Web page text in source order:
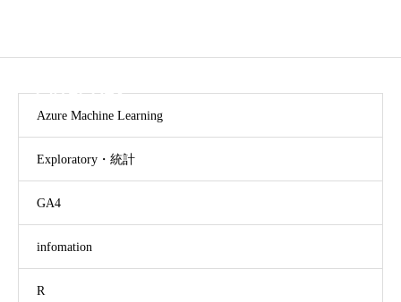
CATEGORY
Azure Machine Learning
Exploratory・統計
GA4
infomation
R